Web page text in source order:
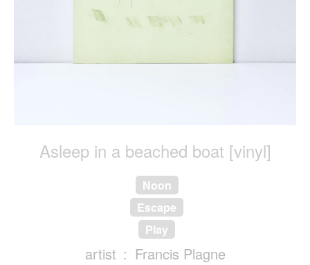
Asleep in a beached boat [vinyl]
Noon
Escape
Play
artist
Francis Plagne